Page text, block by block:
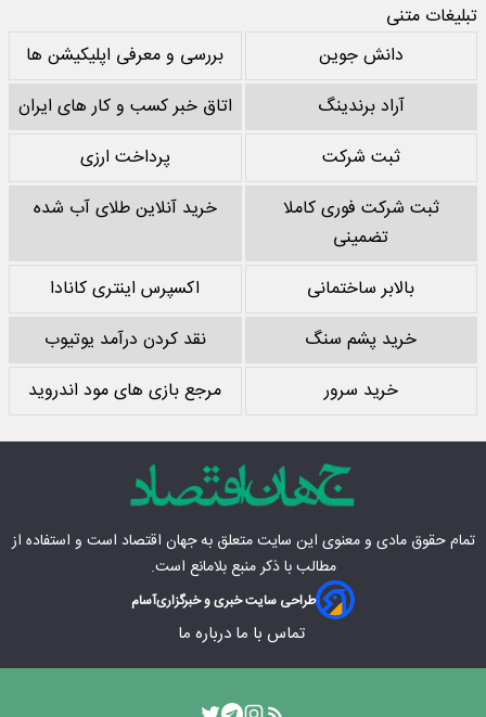
تبلیغات متنی
دانش جوین
بررسی و معرفی اپلیکیشن ها
آراد برندینگ
اتاق خبر کسب و کار های ایران
ثبت شرکت
پرداخت ارزی
ثبت شرکت فوری کاملا
تضمینی
خرید آنلاین طلای آب شده
بالابر ساختمانی
اکسپرس اینتری کانادا
خرید پشم سنگ
نقد کردن درآمد یوتیوب
خرید سرور
مرجع بازی های مود اندروید
تمام حقوق مادی‌ و معنوی این سایت متعلق بهجهان اقتصاد است و استفاده از
مطالب با ذکر منبع بلامانع است.
طراحی سایت خبری و خبرگزاریآسام
تماس با ما درباره ما